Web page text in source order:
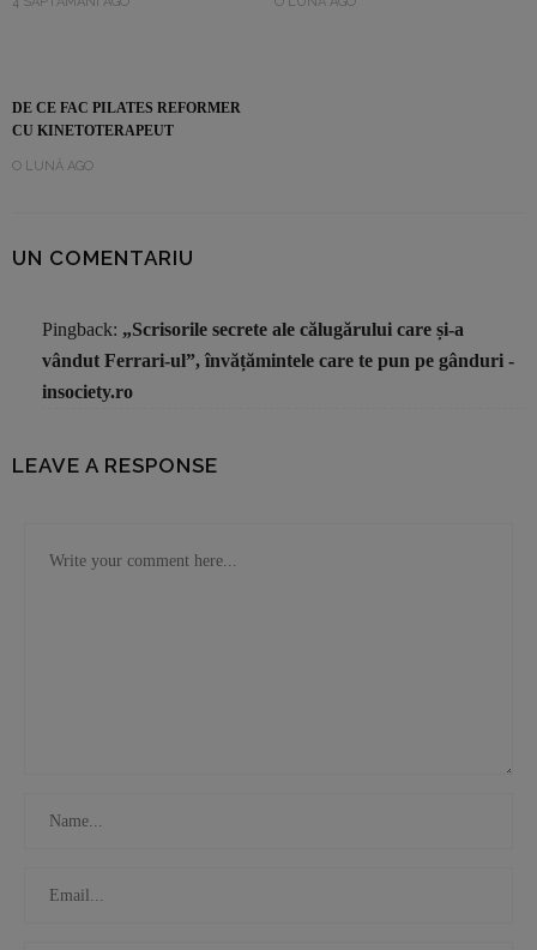
DE CE FAC PILATES REFORMER
CU KINETOTERAPEUT
O LUNĂ AGO
UN COMENTARIU
Pingback: „Scrisorile secrete ale călugărului care și-a
vândut Ferrari-ul”, învățămintele care te pun pe gânduri -
insociety.ro
LEAVE A RESPONSE